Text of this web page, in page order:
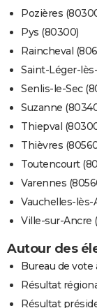
Pozières
Pys (80300)
Raincheval
Saint-Léger-
Senlis-le-Sec
Suzanne
Thiepval
Thièvres
Toutencourt
Varennes
Vauchelles-lès-
Ville-sur-Ancre
Autour des
Bureau de vote
Résultat
Résultat